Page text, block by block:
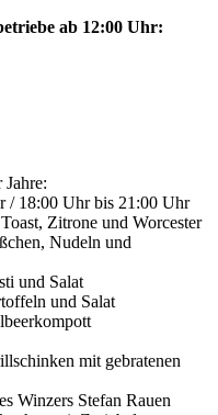
ab 12:00 Uhr:
/ 18:00 Uhr bis 21:00 Uhr
Zitrone und Worcester
Nudeln und
und Salat
und Salat
mit gebratenen
Winzers Stefan Rauen